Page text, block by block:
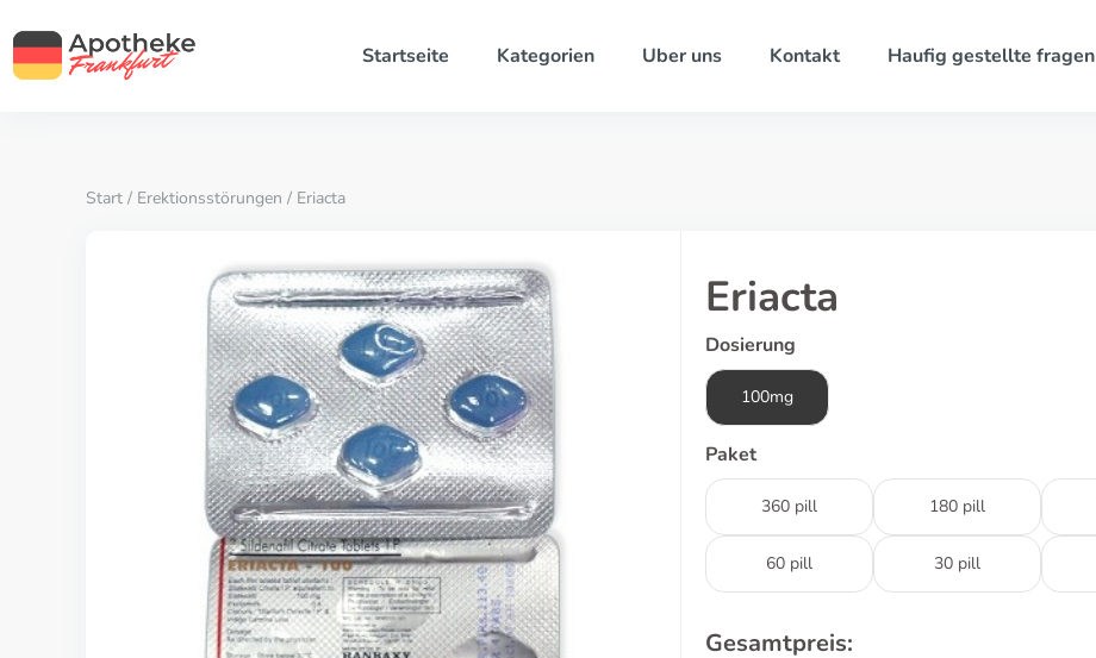
Startseite Kategorien Uber uns Kontakt Haufig gestellte fragen
Start / Erektionsstörungen / Eriacta
Eriacta
Dosierung
100mg
Paket
360 pill 180 pill
60 pill 30 pill
Gesamtpreis: